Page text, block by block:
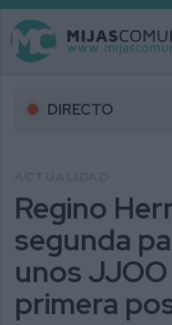
DIRECTO
Regino
segunda
unos
primera